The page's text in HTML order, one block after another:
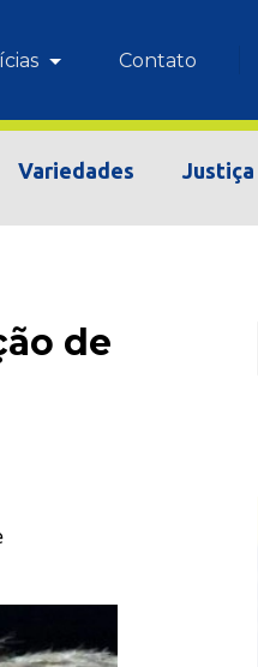
Contato
Variedades Justiça
de